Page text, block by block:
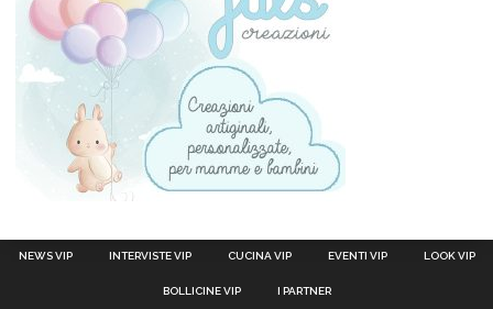
NEWS VIP INTERVISTE VIP CUCINA VIP EVENTI VIP LOOK VIP
BOLLICINE VIP I PARTNER